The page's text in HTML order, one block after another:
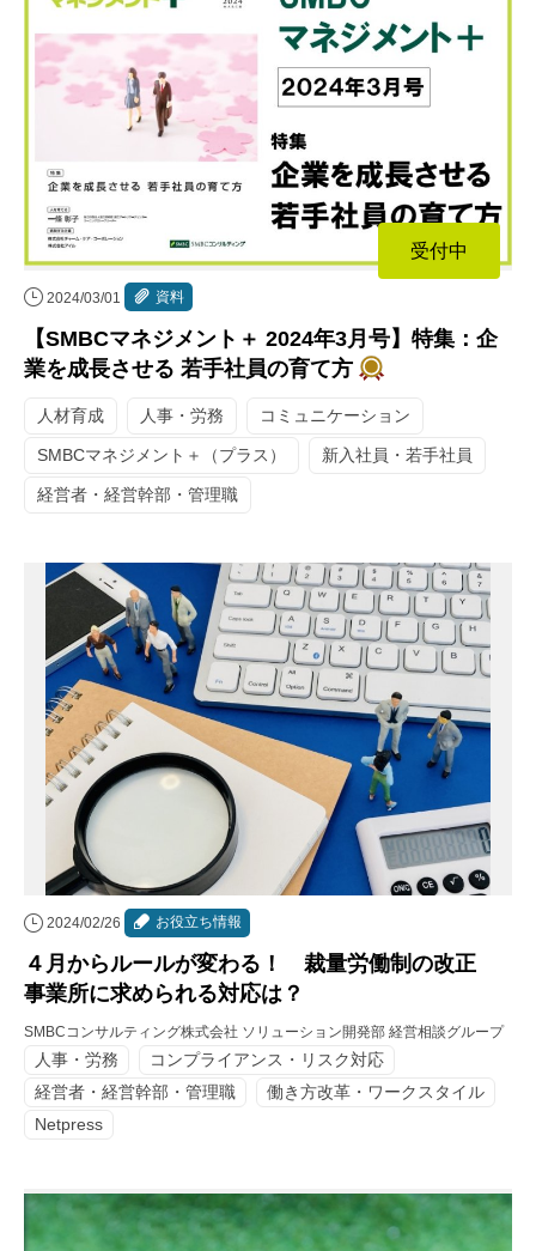
受付中
2024/03/01 資料
【SMBCマネジメント＋ 2024年3月号】特集：企
業を成長させる 若手社員の育て方
人材育成 人事・労務 コミュニケーション
SMBCマネジメント＋（プラス） 新入社員・若手社員
経営者・経営幹部・管理職
2024/02/26 お役立ち情報
４月からルールが変わる！ 裁量労働制の改正
事業所に求められる対応は？
SMBCコンサルティング株式会社 ソリューション開発部 経営相談グループ
人事・労務
コンプライアンス・リスク対応
経営者・経営幹部・管理職
働き方改革・ワークスタイル
Netpress